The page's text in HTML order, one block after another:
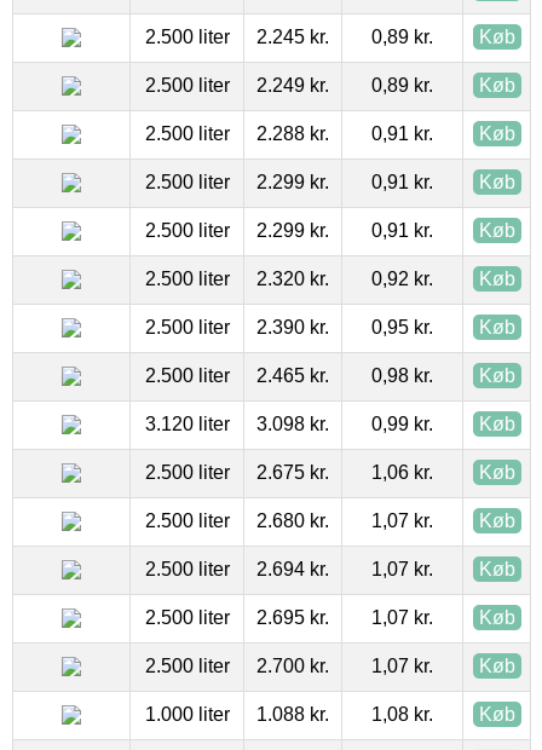
2.500 liter 2.245 kr. 0,89 kr. Køb
2.500 liter 2.249 kr. 0,89 kr. Køb
2.500 liter 2.288 kr. 0,91 kr. Køb
2.500 liter 2.299 kr. 0,91 kr. Køb
2.500 liter 2.299 kr. 0,91 kr. Køb
2.500 liter 2.320 kr. 0,92 kr. Køb
2.500 liter 2.390 kr. 0,95 kr. Køb
2.500 liter 2.465 kr. 0,98 kr. Køb
3.120 liter 3.098 kr. 0,99 kr. Køb
2.500 liter 2.675 kr. 1,06 kr. Køb
2.500 liter 2.680 kr. 1,07 kr. Køb
2.500 liter 2.694 kr. 1,07 kr. Køb
2.500 liter 2.695 kr. 1,07 kr. Køb
2.500 liter 2.700 kr. 1,07 kr. Køb
1.000 liter 1.088 kr. 1,08 kr. Køb